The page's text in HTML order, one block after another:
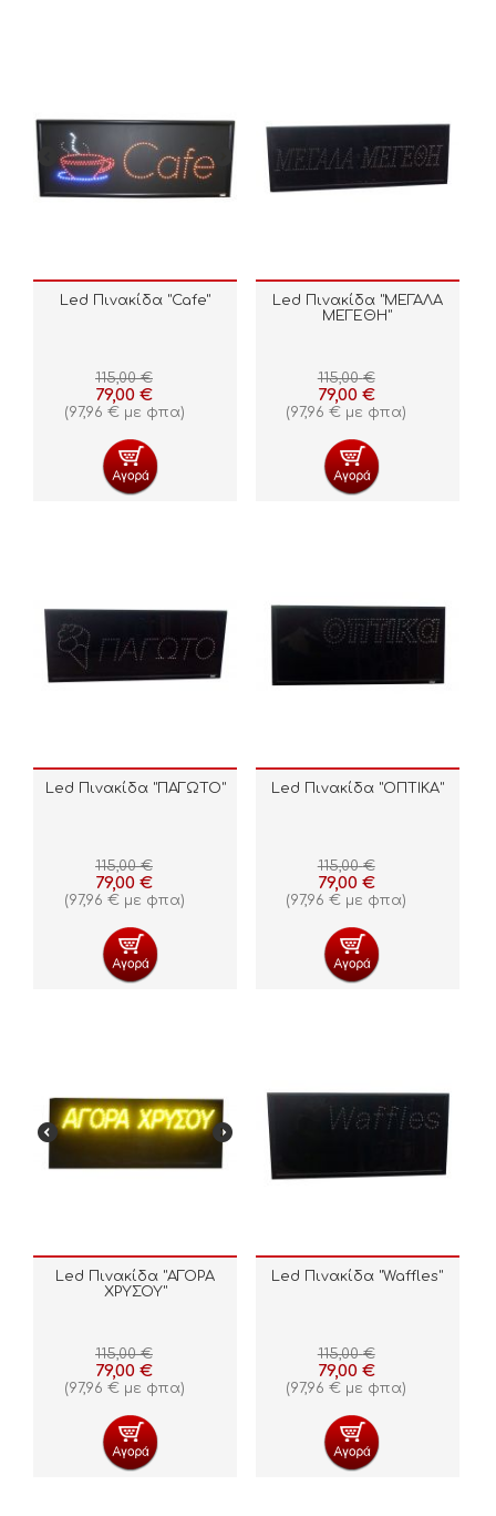
Led Πινακίδα "Cafe"
115,00 €
79,00 €
(97,96 €με φπα)
Led Πινακίδα "ΜΕΓΑΛΑ
ΜΕΓΕΘΗ"
115,00 €
79,00 €
(97,96 € με φπα)
Led Πινακίδα "ΠΑΓΩΤΟ"
115,00 €
79,00 €
(97,96 €με φπα)
Led Πινακίδα "ΟΠΤΙΚΑ"
115,00 €
79,00 €
(97,96 € με φπα)
Led Πινακίδα "ΑΓΟΡΑ
ΧΡΥΣΟΥ"
115,00 €
79,00 €
(97,96 €με φπα)
Led Πινακίδα "Waffles"
115,00 €
79,00 €
(97,96 € με φπα)